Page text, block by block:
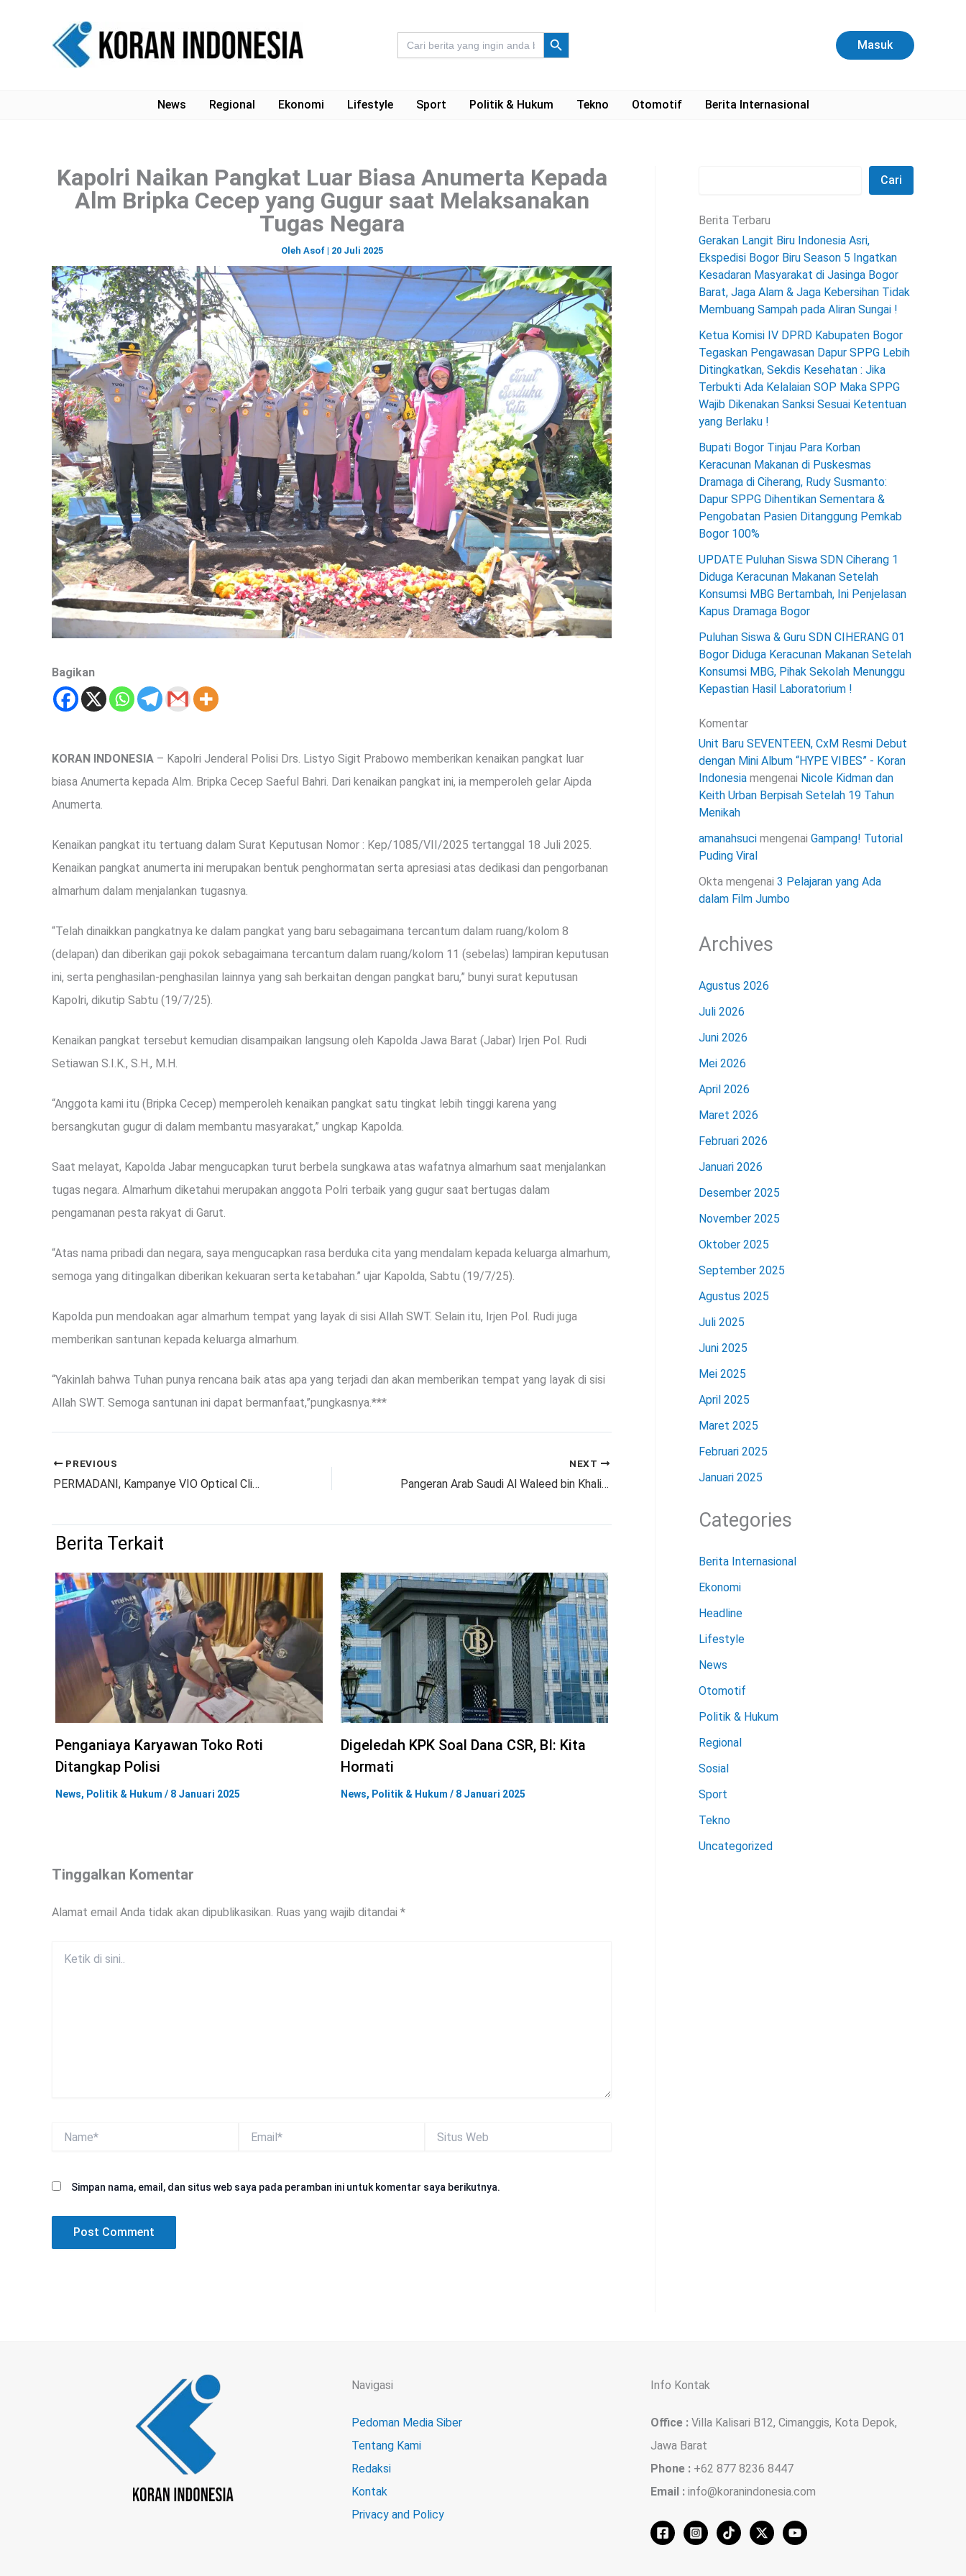
Search
for:
Search Button
Masuk
News Regional Ekonomi Lifestyle Sport Politik & Hukum Tekno Otomotif Berita Internasional
Kapolri Naikan Pangkat Luar Biasa Anumerta Kepada
Alm Bripka Cecep yang Gugur saat Melaksanakan
Tugas Negara
Oleh Asof | 20 Juli 2025
Bagikan
KORAN INDONESIA – Kapolri Jenderal Polisi Drs. Listyo Sigit Prabowo memberikan kenaikan pangkat luar
biasa Anumerta kepada Alm. Bripka Cecep Saeful Bahri. Dari kenaikan pangkat ini, ia memperoleh gelar Aipda
Anumerta.
Kenaikan pangkat itu tertuang dalam Surat Keputusan Nomor : Kep/1085/VII/2025 tertanggal 18 Juli 2025.
Kenaikan pangkat anumerta ini merupakan bentuk penghormatan serta apresiasi atas dedikasi dan pengorbanan
almarhum dalam menjalankan tugasnya.
“Telah dinaikkan pangkatnya ke dalam pangkat yang baru sebagaimana tercantum dalam ruang/kolom 8
(delapan) dan diberikan gaji pokok sebagaimana tercantum dalam ruang/kolom 11 (sebelas) lampiran keputusan
ini, serta penghasilan-penghasilan lainnya yang sah berkaitan dengan pangkat baru,” bunyi surat keputusan
Kapolri, dikutip Sabtu (19/7/25).
Kenaikan pangkat tersebut kemudian disampaikan langsung oleh Kapolda Jawa Barat (Jabar) Irjen Pol. Rudi
Setiawan S.I.K., S.H., M.H.
“Anggota kami itu (Bripka Cecep) memperoleh kenaikan pangkat satu tingkat lebih tinggi karena yang
bersangkutan gugur di dalam membantu masyarakat,” ungkap Kapolda.
Saat melayat, Kapolda Jabar mengucapkan turut berbela sungkawa atas wafatnya almarhum saat menjalankan
tugas negara. Almarhum diketahui merupakan anggota Polri terbaik yang gugur saat bertugas dalam
pengamanan pesta rakyat di Garut.
“Atas nama pribadi dan negara, saya mengucapkan rasa berduka cita yang mendalam kepada keluarga almarhum,
semoga yang ditingalkan diberikan kekuaran serta ketabahan.” ujar Kapolda, Sabtu (19/7/25).
Kapolda pun mendoakan agar almarhum tempat yang layak di sisi Allah SWT. Selain itu, Irjen Pol. Rudi juga
memberikan santunan kepada keluarga almarhum.
“Yakinlah bahwa Tuhan punya rencana baik atas apa yang terjadi dan akan memberikan tempat yang layak di sisi
Allah SWT. Semoga santunan ini dapat bermanfaat,”pungkasnya.***
PREVIOUS
PERMADANI, Kampanye VIO Optical Clinic Buka Harapan Baru Cegah Mata Minus Sejak Dini
NEXT
Pangeran Arab Saudi Al Waleed bin Khalid Meninggal Setelah 20 Tahun Koma
Berita Terkait
Penganiaya Karyawan Toko Roti
Ditangkap Polisi
News, Politik & Hukum / 8 Januari 2025
Digeledah KPK Soal Dana CSR, BI: Kita
Hormati
News, Politik & Hukum / 8 Januari 2025
Tinggalkan Komentar
Alamat email Anda tidak akan dipublikasikan. Ruas yang wajib ditandai *
Web
Simpan nama, email, dan situs web saya pada peramban ini untuk komentar saya berikutnya.
Cari
Berita Terbaru
Gerakan Langit Biru Indonesia Asri,
Ekspedisi Bogor Biru Season 5 Ingatkan
Kesadaran Masyarakat di Jasinga Bogor
Barat, Jaga Alam & Jaga Kebersihan Tidak
Membuang Sampah pada Aliran Sungai !
Ketua Komisi IV DPRD Kabupaten Bogor
Tegaskan Pengawasan Dapur SPPG Lebih
Ditingkatkan, Sekdis Kesehatan : Jika
Terbukti Ada Kelalaian SOP Maka SPPG
Wajib Dikenakan Sanksi Sesuai Ketentuan
yang Berlaku !
Bupati Bogor Tinjau Para Korban
Keracunan Makanan di Puskesmas
Dramaga di Ciherang, Rudy Susmanto:
Dapur SPPG Dihentikan Sementara &
Pengobatan Pasien Ditanggung Pemkab
Bogor 100%
UPDATE Puluhan Siswa SDN Ciherang 1
Diduga Keracunan Makanan Setelah
Konsumsi MBG Bertambah, Ini Penjelasan
Kapus Dramaga Bogor
Puluhan Siswa & Guru SDN CIHERANG 01
Bogor Diduga Keracunan Makanan Setelah
Konsumsi MBG, Pihak Sekolah Menunggu
Kepastian Hasil Laboratorium !
Komentar
Unit Baru SEVENTEEN, CxM Resmi Debut
dengan Mini Album “HYPE VIBES” - Koran
Indonesia mengenai Nicole Kidman dan
Keith Urban Berpisah Setelah 19 Tahun
Menikah
amanahsuci mengenai Gampang! Tutorial
Puding Viral
Okta mengenai 3 Pelajaran yang Ada
dalam Film Jumbo
Archives
Agustus 2026
Juli 2026
Juni 2026
Mei 2026
April 2026
Maret 2026
Februari 2026
Januari 2026
Desember 2025
November 2025
Oktober 2025
September 2025
Agustus 2025
Juli 2025
Juni 2025
Mei 2025
April 2025
Maret 2025
Februari 2025
Januari 2025
Categories
Berita Internasional
Ekonomi
Headline
Lifestyle
News
Otomotif
Politik & Hukum
Regional
Sosial
Sport
Tekno
Uncategorized
Navigasi
Pedoman Media Siber
Tentang Kami
Redaksi
Kontak
Privacy and Policy
Info Kontak
Office : Villa Kalisari B12, Cimanggis, Kota Depok,
Jawa Barat
Phone : +62 877 8236 8447
Email : info@koranindonesia.com